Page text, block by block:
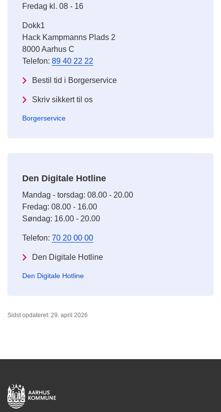
Fredag kl. 08 - 16
Dokk1
Hack Kampmanns Plads 2
8000 Aarhus C
Telefon: 89 40 22 22
Bestil tid i Borgerservice
Skriv sikkert til os
Borgerservice
Den Digitale Hotline
Mandag - torsdag: 08.00 - 20.00
Fredag: 08.00 - 16.00
Søndag: 16.00 - 20.00
Telefon: 70 20 00 00
Den Digitale Hotline
Den Digitale Hotline
Sidst opdateret: 29. april 2026